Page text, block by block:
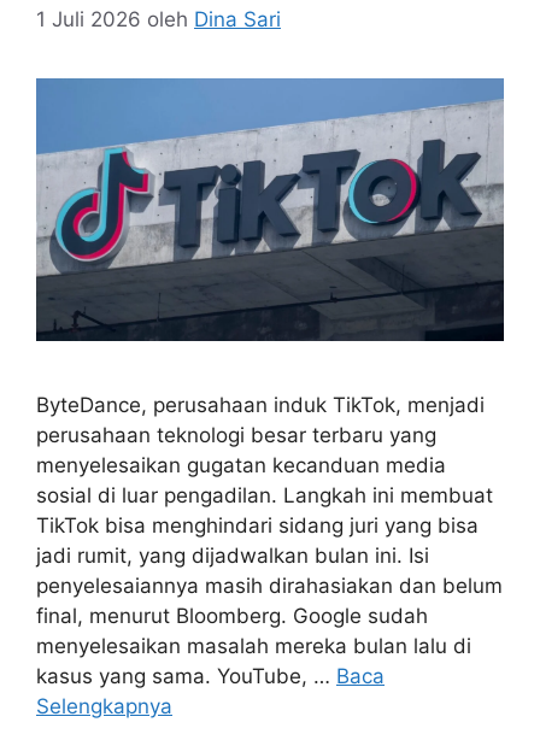
1 Juli 2026 oleh Dina Sari
ByteDance, perusahaan induk TikTok, menjadi
perusahaan teknologi besar terbaru yang
menyelesaikan gugatan kecanduan media
sosial di luar pengadilan. Langkah ini membuat
TikTok bisa menghindari sidang juri yang bisa
jadi rumit, yang dijadwalkan bulan ini. Isi
penyelesaiannya masih dirahasiakan dan belum
final, menurut Bloomberg. Google sudah
menyelesaikan masalah mereka bulan lalu di
kasus yang sama. YouTube, … Baca
Selengkapnya